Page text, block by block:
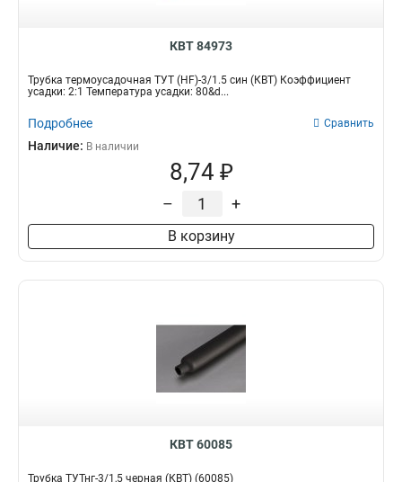
КВТ 84973
Трубка термоусадочная ТУТ (HF)-3/1.5 син (КВТ) Коэффициент
усадки: 2:1 Температура усадки: 80&d...
Подробнее Сравнить
Наличие: В наличии
8,74 ₽
– +
В корзину
КВТ 60085
Трубка ТУТнг-3/1,5 черная (КВТ) (60085)